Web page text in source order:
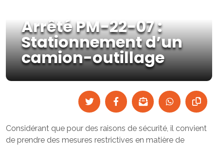
Arrêté PM-22-07 :
Stationnement d’un
camion-outillage
Considérant que pour des raisons de sécurité, il convient
de prendre des mesures restrictives en matière de